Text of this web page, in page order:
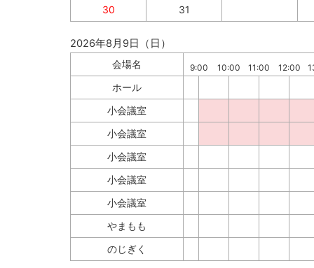
30
31
2026年8月9日（日）
会場名 9:00 10:00 11:00 12:00
ホール
小会議室
小会議室
小会議室
小会議室
小会議室
やまもも
のじぎく